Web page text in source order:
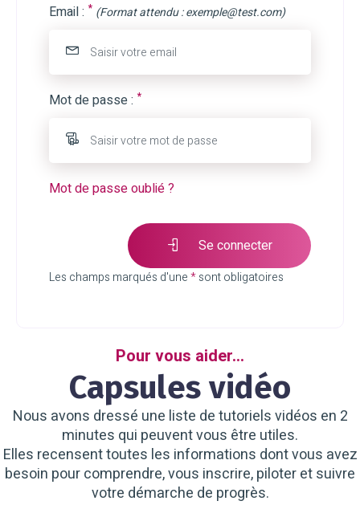
Email : * (Format attendu : exemple@test.com)
Mot de passe : *
Mot de passe oublié ?
Se connecter
Les champs marqués d'une*sont obligatoires
Pour vous aider...
Capsules vidéo
Nous avons dressé une liste de tutoriels vidéos en 2
minutes qui peuvent vous être utiles.
Elles recensent toutes les informations dont vous avez
besoin pour comprendre, vous inscrire, piloter et suivre
votre démarche de progrès.